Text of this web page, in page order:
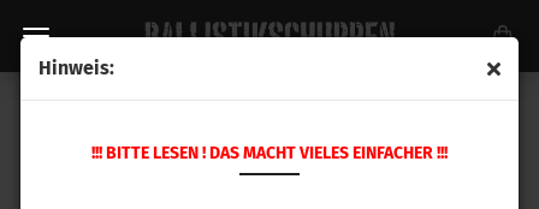
Hinweis:
!!! BITTE LESEN ! DAS MACHT VIELES EINFACHER !!!